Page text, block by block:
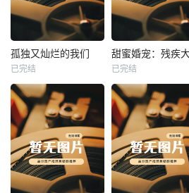
热播
未知
孤独又灿烂的我们
已完结
热播
未知
已完结